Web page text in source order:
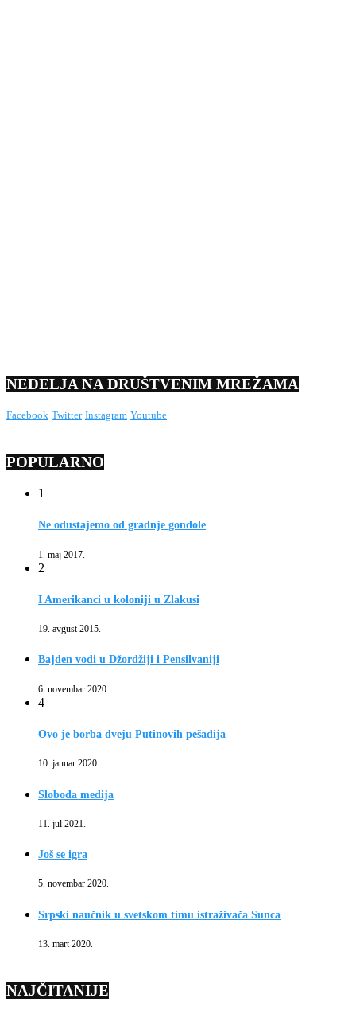
NEDELJA NA DRUŠTVENIM MREŽAMA
Facebook Twitter Instagram Youtube
POPULARNO
1
Ne odustajemo od gradnje gondole
1. maj 2017.
2
I Amerikanci u koloniji u Zlakusi
19. avgust 2015.
Bajden vodi u Džordžiji i Pensilvaniji
6. novembar 2020.
4
Ovo je borba dveju Putinovih pešadija
10. januar 2020.
Sloboda medija
11. jul 2021.
Još se igra
5. novembar 2020.
Srpski naučnik u svetskom timu istraživača Sunca
13. mart 2020.
NAJČITANIJE